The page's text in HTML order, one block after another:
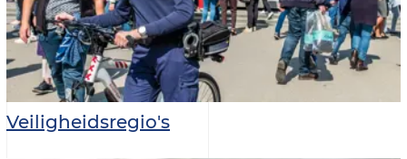
Veiligheidsregio's